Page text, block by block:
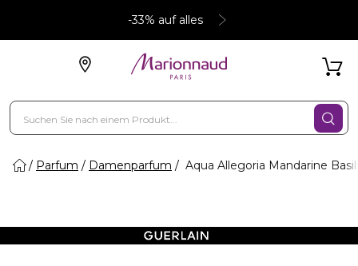
-33% auf alles
Parfum Damenparfum Aqua Allegoria Mandarine